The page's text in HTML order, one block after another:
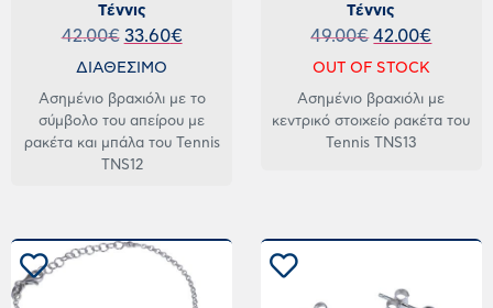
Τέννις
42.00€ 33.60€
ΔΙΑΘΕΣΙΜΟ
Ασημένιο βραχιόλι με το
σύμβολο του απείρου με
ρακέτα και μπάλα του Tennis
TNS12
Τέννις
49.00€ 42.00€
OUT OF STOCK
Ασημένιο βραχιόλι με
κεντρικό στοιχείο ρακέτα του
Tennis TNS13